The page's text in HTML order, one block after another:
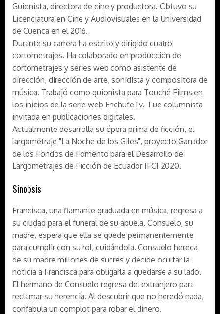
Guionista, directora de cine y productora. Obtuvo su
Licenciatura en Cine y Audiovisuales en la Universidad
de Cuenca en el 2016.
Durante su carrera ha escrito y dirigido cuatro
cortometrajes. Ha colaborado en producción de
cortometrajes y series web como asistente de
dirección, dirección de arte, sonidista y compositora de
música. Trabajó como guionista para Touché Films en
los inicios de la serie web EnchufeTv. Fue columnista
invitada en publicaciones digitales.
Actualmente desarrolla su ópera prima de ficción, el
largometraje "La Noche de los Giles", proyecto Ganador
de los Fondos de Fomento para el Desarrollo de
Largometrajes de Ficción de Ecuador IFCI 2020.
Sinopsis
Francisca, una flamante graduada en música, regresa a
su ciudad para el funeral de su abuela. Consuelo, su
madre, espera que ella se quede permanentemente
para cumplir con su rol, cuidándola. Consuelo hereda
de su madre millones de sucres y decide ocultar la
noticia a Francisca para obligarla a quedarse a su lado.
El hermano de Consuelo regresa del extranjero para
reclamar su herencia. Al descubrir que no heredó nada,
confabula un complot para robar el dinero.